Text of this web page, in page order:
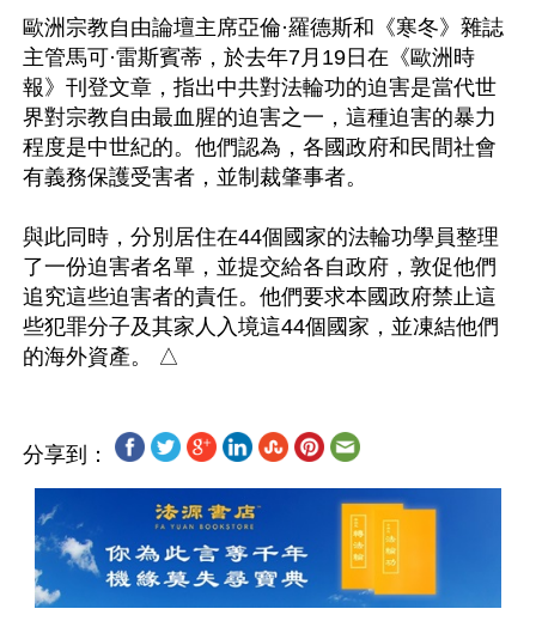
歐洲宗教自由論壇主席亞倫·羅德斯和《寒冬》雜誌
主管馬可·雷斯賓蒂，於去年7月19日在《歐洲時
報》刊登文章，指出中共對法輪功的迫害是當代世
界對宗教自由最血腥的迫害之一，這種迫害的暴力
程度是中世紀的。他們認為，各國政府和民間社會
有義務保護受害者，並制裁肇事者。
與此同時，分別居住在44個國家的法輪功學員整理
了一份迫害者名單，並提交給各自政府，敦促他們
追究這些迫害者的責任。他們要求本國政府禁止這
些犯罪分子及其家人入境這44個國家，並凍結他們
分享到：